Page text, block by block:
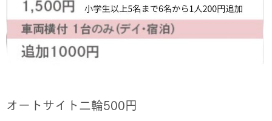
オートサイト二輪500円